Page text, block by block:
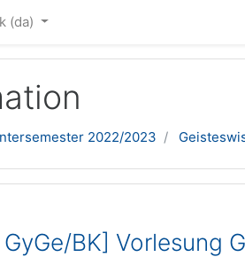
‎(da)‎
2022/2023
BK] Vorlesung